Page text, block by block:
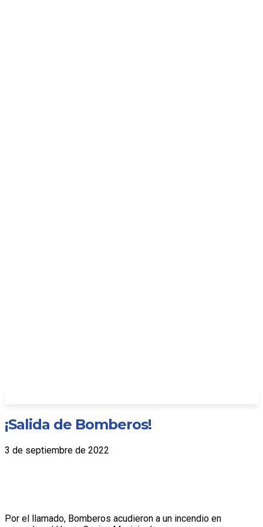
¡Salida de Bomberos!
3 de septiembre de 2022
Por el llamado, Bomberos acudieron a un incendio en